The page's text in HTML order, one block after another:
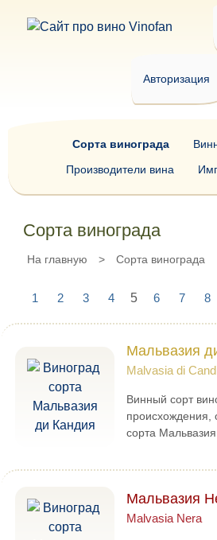
Авторизация
Сорта винограда
На главную > Сорта винограда
1 2 3 4 5 6 7 8
Мальвазия
Malvasia di
Винный сорт
происхождения,
сорта
Мальвазия
Malvasia Nera
Сорта винограда
Производители вина